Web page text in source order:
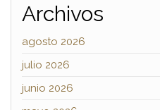
Archivos
agosto 2026
julio 2026
junio 2026